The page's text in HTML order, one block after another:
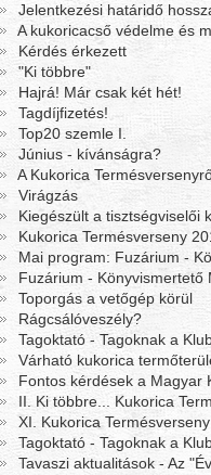
Jelentkezési határidő
A kukoricacső védelme és
Kérdés érkezett
"Ki többre"
Hajrá! Már csak két hét!
Tagdíjfizetés!
Top20 szemle I.
Június - kívánságra?
A Kukorica
Virágzás
Kiegészült a tisztségviselői
Kukorica Termésverseny
Mai program: Fuzárium -
Fuzárium - Könyvismertető
Toporgás a vetőgép körül
Rágcsálóveszély?
Tagoktató - Tagoknak a
Várható kukorica
Fontos kérdések a Magyar
II. Ki többre... Kukorica
XI. Kukorica
Tagoktató - Tagoknak a
Tavaszi aktualitások - Az